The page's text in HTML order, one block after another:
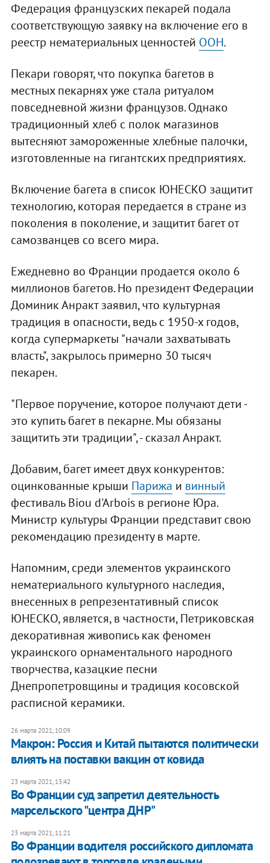
Федерация французских пекарей подала
соответствующую заявку на включение его в
реестр нематериальных ценностей ООН.
Пекари говорят, что покупка багетов в
местных пекарнях уже стала ритуалом
повседневной жизни французов. Однако
традиционный хлеб с полок магазинов
вытесняют замороженные хлебные палочки,
изготовленные на гигантских предприятиях.
Включение багета в список ЮНЕСКО защитит
технологию, которая передается в стране из
поколения в поколение, и защитит багет от
самозванцев со всего мира.
Ежедневно во Франции продается около 6
миллионов багетов. Но президент Федерации
Доминик Анракт заявил, что культурная
традиция в опасности, ведь с 1950-х годов,
когда супермаркеты "начали захватывать
власть", закрылось примерно 30 тысяч
пекарен.
"Первое поручение, которое получают дети -
это купить багет в пекарне. Мы обязаны
защитить эти традиции", - сказал Анракт.
Добавим, багет имеет двух конкурентов:
оцинкованные крыши Парижа и винный
фестиваль Biou d'Arbois в регионе Юра.
Министр культуры Франции представит свою
рекомендацию президенту в марте.
Напомним, среди элементов украинского
нематериального культурного наследия,
внесенных в репрезентативный список
ЮНЕСКО, является, в частности, Петриковская
декоративная живопись как феномен
украинского орнаментального народного
творчества, казацкие песни
Днепропетровщины и традиция косовской
расписной керамики.
26 марта 2021, 10:09
Макрон: Россия и Китай пытаются политически
влиять на поставки вакцин от ковида
23 марта 2021, 13:42
Во Франции суд запретил деятельность
марсельского "центра ДНР"
23 марта 2021, 11:21
Во Франции водителя российского дипломата